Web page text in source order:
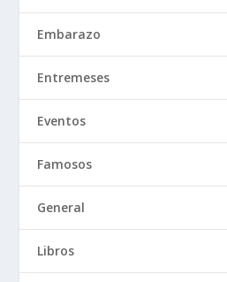
Embarazo
Entremeses
Eventos
Famosos
General
Libros